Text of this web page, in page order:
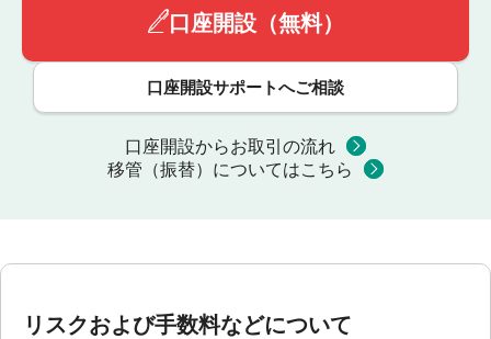
口座開設（無料）
口座開設サポートへご相談
口座開設からお取引の流れ
移管（振替）についてはこちら
リスクおよび手数料などについて